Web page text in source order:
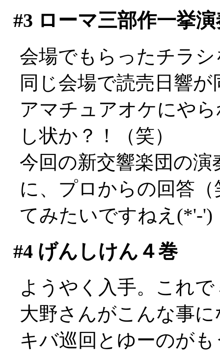
#3 ローマ三部作一挙
会場でもらったチラ
同じ会場で読売日響
アマチュアオケにや
し状か？！（笑）
今回の新交響楽団の
に、プロからの回答
てみたいですねえ(*'-')
#4げんしけん４巻
ようやく入手。これ
大野さんがこんな事
キバ巡回とゆーのが